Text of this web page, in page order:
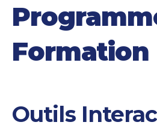
Formation
Outils